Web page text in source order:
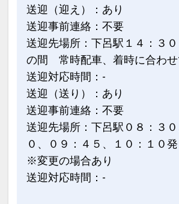
・添い寝幼児のお子様の場合
お子様用お食事をご用意いた
夕食（ランチ）は３８５０
９５０円／特日５５００円
００円です。
寝具（布団）は３３００円、
０円です。いずれも事前の予
★５歳以下の添い寝のお子様
用料が１１００円かかります
設定期間：2024年11月26日
月28日
送迎（迎え）：あり
送迎事前連絡：不要
送迎先場所：下呂駅１４：３
の間 常時配車、着時に合わせ
送迎対応時間：-
送迎（送り）：あり
送迎事前連絡：不要
送迎先場所：下呂駅０８：３０
０、０９：４５、１０：１０発
※変更の場合あり
送迎対応時間：-